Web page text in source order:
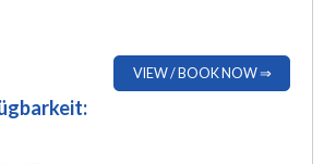
VIEW / BOOK NOW ⇒